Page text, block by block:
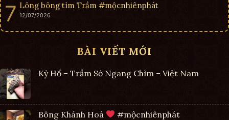
Lông bông tìm Trầm #mộcnhiênphát
12/07/2026
BÀI VIẾT MỚI
Kỳ Hổ – Trầm Sớ Ngang Chìm – Việt Nam
Bông Khánh Hoà #mộcnhiênphát